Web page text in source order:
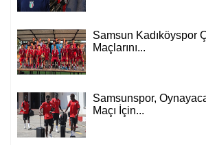
Samsun Kadıköyspor
Maçlarını...
Samsunspor,
Maçı İçin...